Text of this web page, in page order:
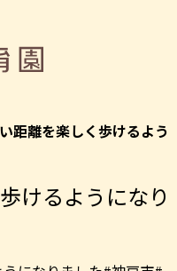
距離を楽しく歩けるよう
けるようになり